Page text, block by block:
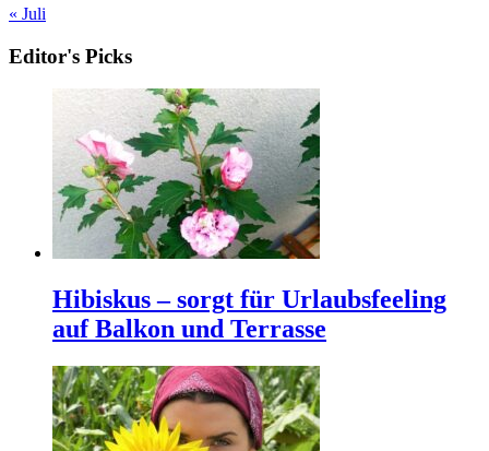
« Juli
Editor's Picks
Hibiskus – sorgt für Urlaubsfeeling
auf Balkon und Terrasse